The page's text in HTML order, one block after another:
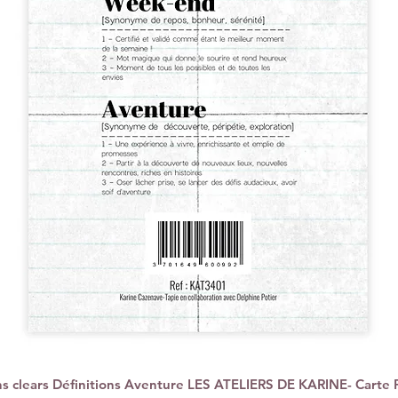
Vista rápida
clears Définitions Aventure LES ATELIERS DE KARINE- Carte